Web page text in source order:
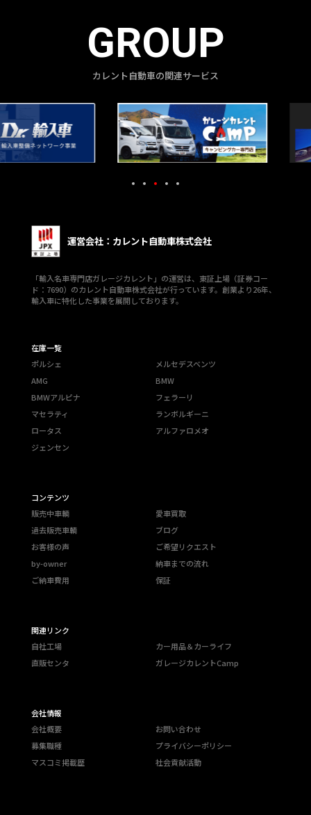
GROUP
カレント自動車の関連サービス
運営会社：カレント自動車株式会社
「輸入名車専門店ガレージカレント」の運営は、東証上場（証券コー
ド：7690）のカレント自動車株式会社が行っています。創業より26年、
輸入車に特化した事業を展開しております。
在庫一覧
ポルシェ
メルセデスベンツ
AMG
BMW
BMWアルピナ
フェラーリ
マセラティ
ランボルギーニ
ロータス
アルファロメオ
ジェンセン
コンテンツ
販売中車輌
愛車買取
過去販売車輌
ブログ
お客様の声
ご希望リクエスト
by-owner
納車までの流れ
ご納車費用
保証
関連リンク
自社工場
カー用品＆カーライフ
直販センタ
ガレージカレントCamp
会社情報
会社概要
お問い合わせ
募集職種
プライバシーポリシー
マスコミ掲載歴
社会貢献活動